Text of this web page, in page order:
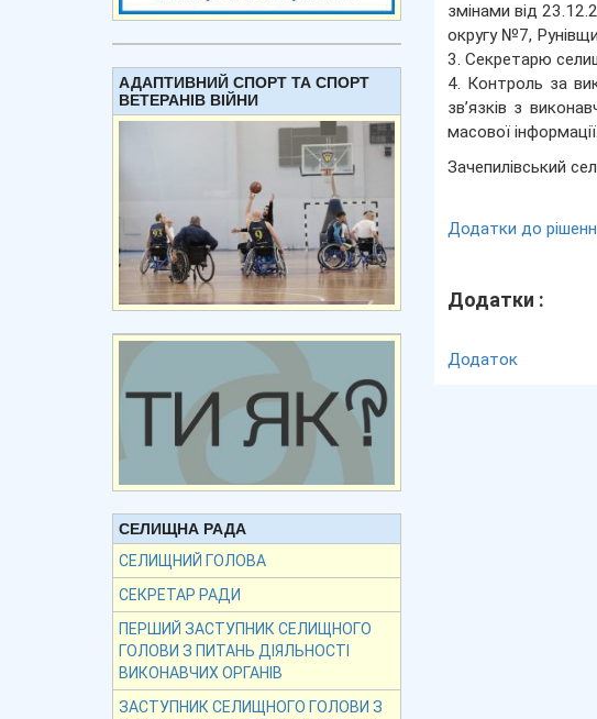
АДАПТИВНИЙ СПОРТ ТА СПОРТ
ВЕТЕРАНІВ ВІЙНИ
СЕЛИЩНА РАДА
СЕЛИЩНИЙ ГОЛОВА
СЕКРЕТАР РАДИ
ПЕРШИЙ ЗАСТУПНИК СЕЛИЩНОГО
ГОЛОВИ З ПИТАНЬ ДІЯЛЬНОСТІ
ВИКОНАВЧИХ ОРГАНІВ
ЗАСТУПНИК СЕЛИЩНОГО ГОЛОВИ З
змінами від
округу №7,
3. Секретарю
4. Контроль за
зв’язків з
масової інформації.
Зачепилівський
Додатки до
Додатки :
Додаток